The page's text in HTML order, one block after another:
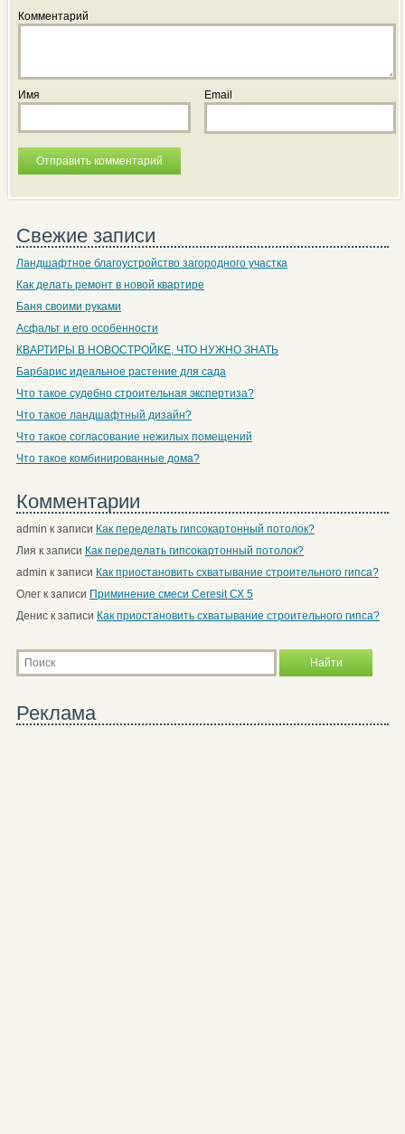
Комментарий
Имя Email
Свежие записи
Ландшафтное благоустройство загородного участка
Как делать ремонт в новой квартире
Баня своими руками
Асфальт и его особенности
КВАРТИРЫ В НОВОСТРОЙКЕ, ЧТО НУЖНО ЗНАТЬ
Барбарис идеальное растение для сада
Что такое судебно строительная экспертиза?
Что такое ландшафтный дизайн?
Что такое согласование нежилых помещений
Что такое комбинированные дома?
Комментарии
admin к записи Как переделать гипсокартонный потолок?
Лия к записи Как переделать гипсокартонный потолок?
admin к записи Как приостановить схватывание строительного гипса?
Олегк записи Приминение смеси Ceresit СХ 5
Дениск записи Как приостановить схватывание строительного гипса?
Реклама